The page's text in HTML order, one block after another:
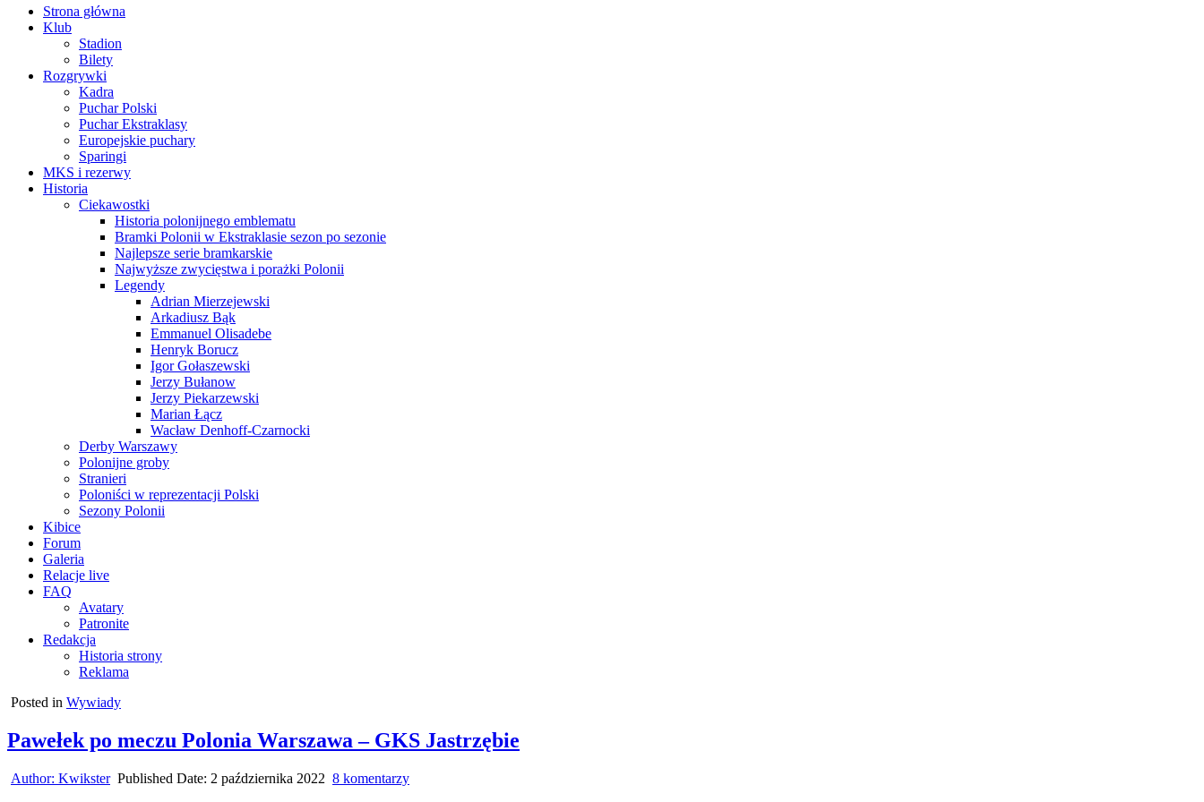
Strona główna
Klub
Stadion
Bilety
Rozgrywki
Kadra
Puchar Polski
Puchar Ekstraklasy
Europejskie puchary
Sparingi
MKS i rezerwy
Historia
Ciekawostki
Historia polonijnego emblematu
Bramki Polonii w Ekstraklasie sezon po sezonie
Najlepsze serie bramkarskie
Najwyższe zwycięstwa i porażki Polonii
Legendy
Adrian Mierzejewski
Arkadiusz Bąk
Emmanuel Olisadebe
Henryk Borucz
Igor Gołaszewski
Jerzy Bułanow
Jerzy Piekarzewski
Marian Łącz
Wacław Denhoff-Czarnocki
Derby Warszawy
Polonijne groby
Stranieri
Poloniści w reprezentacji Polski
Sezony Polonii
Kibice
Forum
Galeria
Relacje live
FAQ
Avatary
Patronite
Redakcja
Historia strony
Reklama
Posted in Wywiady
Pawełek po meczu Polonia Warszawa – GKS Jastrzębie
Author: Kwikster Published Date: 2 października 2022 8 komentarzydo